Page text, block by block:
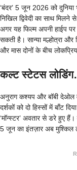
‘बंदर’ 5 जून 2026 को दुनिया
निखिल द्विवेदी का साथ
अगर यह फिल्म अपनी हाईप
सकती है। सान्या मल्होत्रा
और मास दोनों के बीच लोकप्रिय
कल्ट स्टेटस
अनुराग कश्यप और बॉबी देओल
दर्शकों को दो हिस्सों में बाँट
‘मॉन्स्टर’ अवतार से डरे हुए हैं।
5 जून का इंतज़ार अब मुश्किल